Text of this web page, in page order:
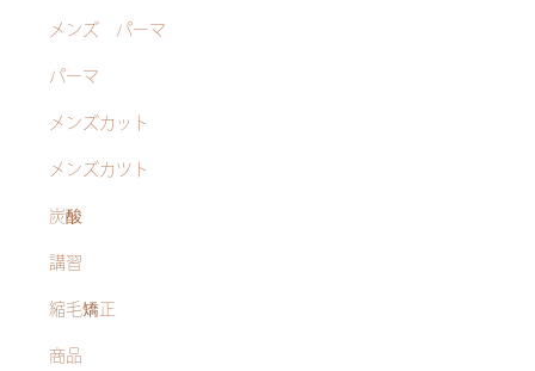
メンズ パーマ
パーマ
メンズカット
メンズカツト
炭酸
講習
縮毛矯正
商品